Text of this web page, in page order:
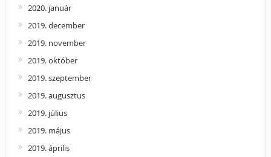
2020. január
2019. december
2019. november
2019. október
2019. szeptember
2019. augusztus
2019. július
2019. május
2019. április